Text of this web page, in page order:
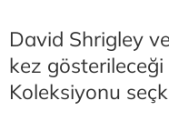
David Shrigley
kez
Koleksiyonu